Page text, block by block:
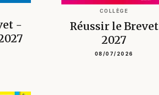
-
COLLÈGE
Réussir le Brevet
2027
08/07/2026